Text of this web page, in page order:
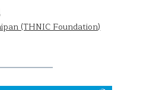
(THNIC Foundation)